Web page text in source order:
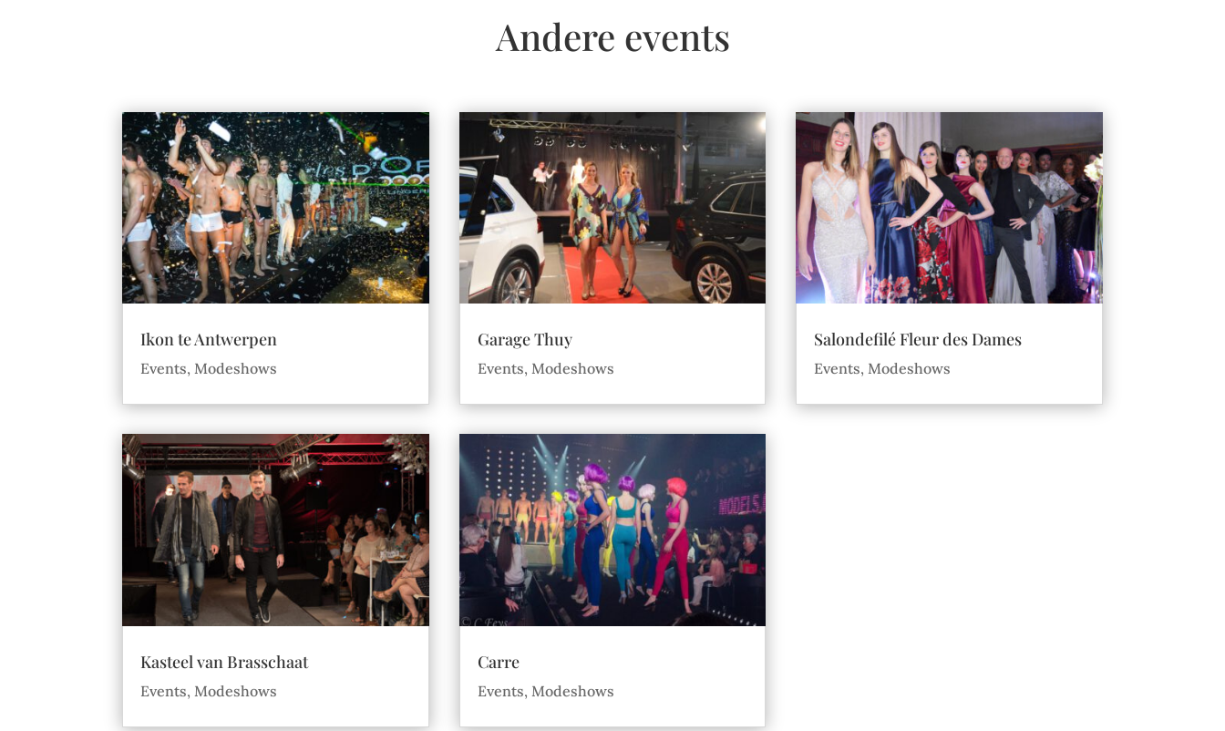
Andere events
Ikon te Antwerpen
Events,Modeshows
Kasteel van Brasschaat
Events,Modeshows
Garage Thuy
Events, Modeshows
Carre
Events, Modeshows
Salondefilé Fleur des Dames
Events, Modeshows